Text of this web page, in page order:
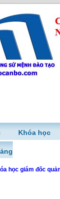
Khóa học
học giám đốc